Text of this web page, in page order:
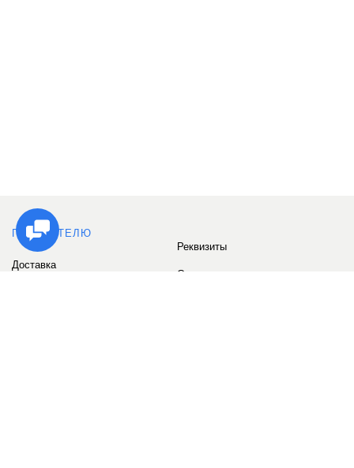
ПОКУПАТЕЛЮ
Доставка
Реквизиты
Сервис